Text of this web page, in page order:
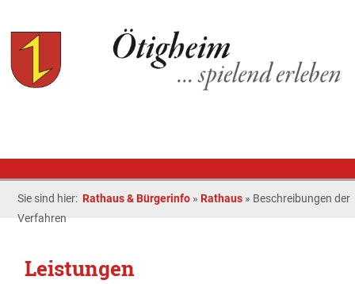
Sie sind hier: Rathaus & Bürgerinfo » Rathaus » Beschreibungen der
Verfahren
Leistungen